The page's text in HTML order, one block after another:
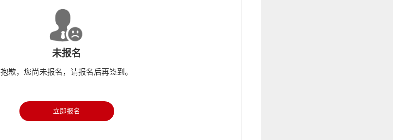
未报名
抱歉，您尚未报名，请报名后再签到。
立即报名